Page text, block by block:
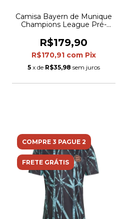
Camisa Bayern de Munique
Champions League Pré-
Masculina - Off white
R$179,90
R$170,91 com Pix
5 x de R$35,98 sem juros
COMPRE 3 PAGUE 2
FRETE GRÁTIS